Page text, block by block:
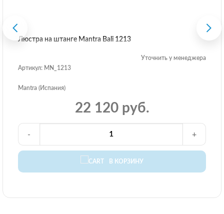
Люстра на штанге Mantra Bali 1213
Уточнить у менеджера
Артикул: MN_1213
Mantra (Испания)
22 120 руб.
В КОРЗИНУ
- +